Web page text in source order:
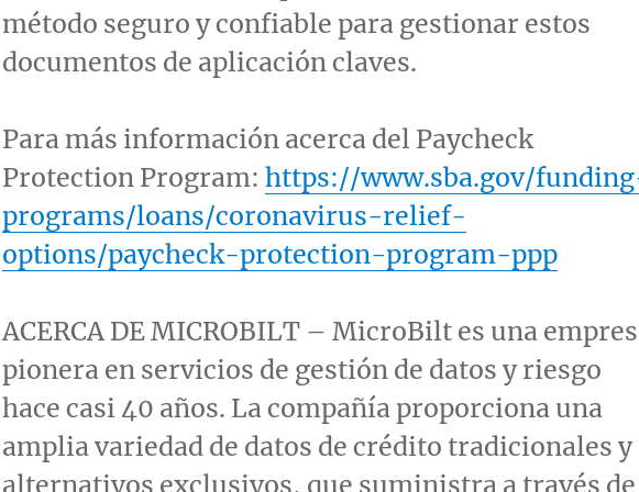
método seguro y confiable para gestionar estos
documentos de aplicación claves.
Para más información acerca del Paycheck
Protection Program: https://www.sba.gov/
programs/loans/coronavirus-relief-
options/paycheck-protection-program-ppp
ACERCA DE MICROBILT – MicroBilt es una
pionera en servicios de gestión de datos y riesgo
hace casi 40 años. La compañía proporciona una
amplia variedad de datos de crédito tradicionales y
alternativos exclusivos, que suministra a través de